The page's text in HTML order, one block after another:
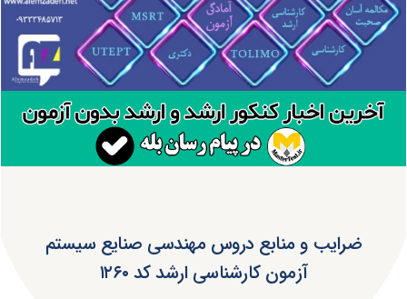
ضرایب و منابع دروس مهندسی صنایع سیستم
آزمون کارشناسی ارشد کد ۱۲۶۰